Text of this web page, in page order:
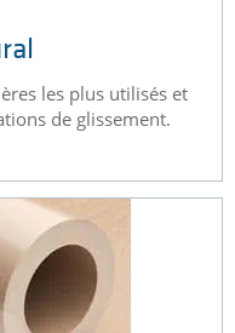
les plus utilisés et
de glissement.